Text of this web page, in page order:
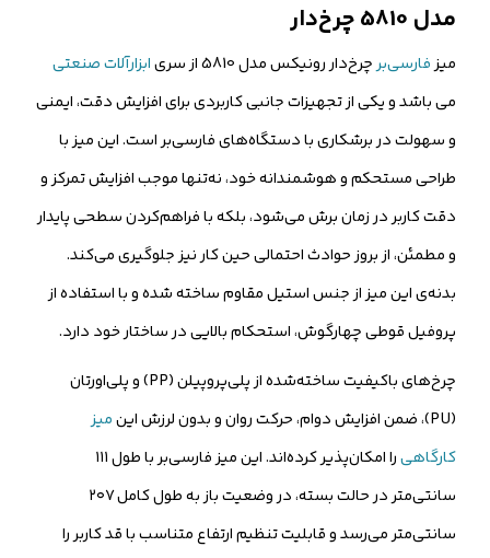
تماس می‌گیرند.
ثبت درخواست مشاوره رایگان
مدل 5810 چرخ‌دار
میزفارسی‌برچرخ‌دار رونیکس مدل 5810 از سری
ابزارآلات صنعتی
می باشد و یکی از تجهیزات جانبی کاربردی برای افزایش دقت، ایمنی
و سهولت در برشکاری با دستگاه‌های فارسی‌بر است. این میز با
طراحی مستحکم و هوشمندانه خود، نه‌تنها موجب افزایش تمرکز و
دقت کاربر در زمان برش می‌شود، بلکه با فراهم‌کردن سطحی پایدار
و مطمئن، از بروز حوادث احتمالی حین کار نیز جلوگیری می‌کند.
بدنه‌ی این میز از جنس استیل مقاوم ساخته شده و با استفاده از
پروفیل قوطی چهارگوش، استحکام بالایی در ساختار خود دارد.
چرخ‌های باکیفیت ساخته‌شده از پلی‌پروپیلن (PP) و پلی‌اورتان
(PU)، ضمن افزایش دوام، حرکت روان و بدون لرزش این
میز
کارگاهی
را امکان‌پذیر کرده‌اند. این میز فارسی‌بر با طول ۱۱۱
سانتی‌متر در حالت بسته، در وضعیت باز به طول کامل ۲۰۷
سانتی‌متر می‌رسد و قابلیت تنظیم ارتفاع متناسب با قد کاربر را